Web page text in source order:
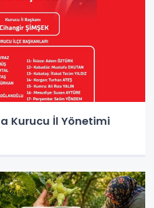
Kurucu İl Yönetimi